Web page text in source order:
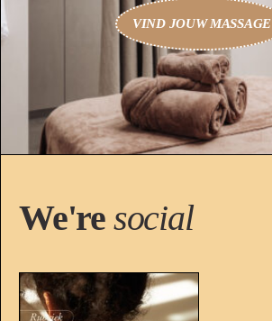
VIND JOUW MASSAGE
We're social